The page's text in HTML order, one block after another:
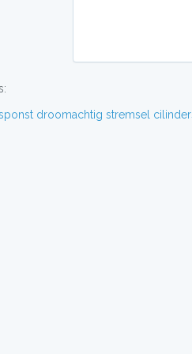
droomachtig stremsel